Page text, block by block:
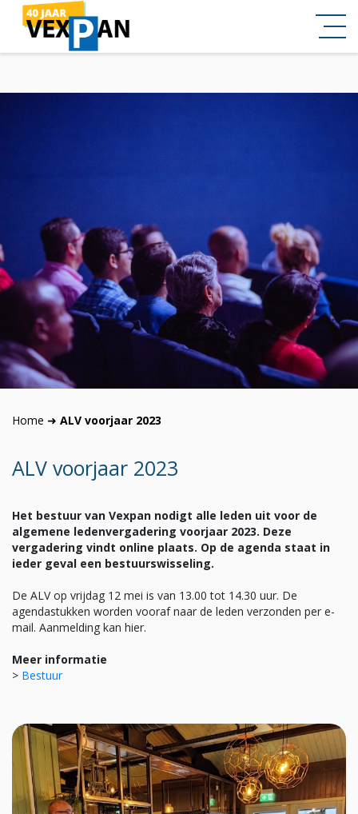
Home ➜ ALV voorjaar 2023
ALV voorjaar 2023
Het bestuur van Vexpan nodigt alle leden uit voor de
algemene ledenvergadering voorjaar 2023. Deze
vergadering vindt online plaats. Op de agenda staat in
ieder geval een bestuurswisseling.
De ALV op vrijdag 12 mei is van 13.00 tot 14.30 uur. De
agendastukken worden vooraf naar de leden verzonden per e-
mail. Aanmelding kan hier.
Meer informatie
> Bestuur